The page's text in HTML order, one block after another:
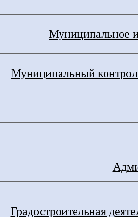
Муниципальное
Муниципальный
Градостроительная